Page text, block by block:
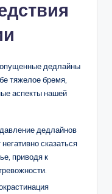
дедлайны
тяжелое бремя,
аспекты нашей
дедлайнов
сказаться
приводя к